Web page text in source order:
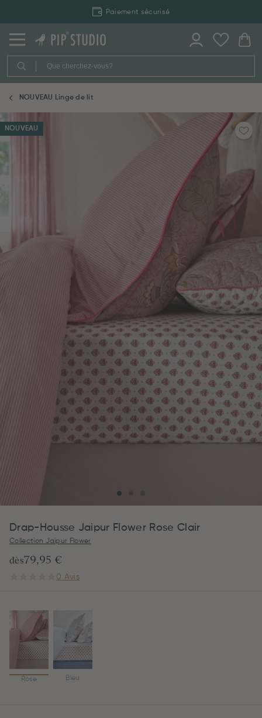
Paiement sécurisé
NOUVEAU Linge de lit
NOUVEAU
Drap-Housse Jaipur Flower Rose Clair
Collection Jaipur Flower
dès79,95 €
0 Avis
Rose Bleu